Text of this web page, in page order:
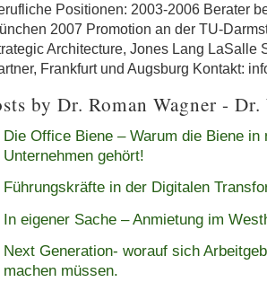
Positionen: 2003-2006 Berater
2007 Promotion an der TU-
Architecture, Jones Lang LaSalle
Frankfurt und Augsburg Kontakt:
by Dr. Roman Wagner -
Die Office Biene – Warum die Biene in
Unternehmen gehört!
Führungskräfte in der Digitalen
In eigener Sache – Anmietung im
Next Generation- worauf sich
machen müssen.